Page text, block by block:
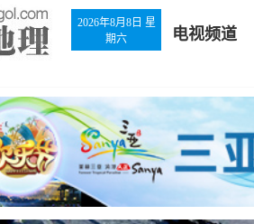
2026年8月8日 星
期六
电视频道